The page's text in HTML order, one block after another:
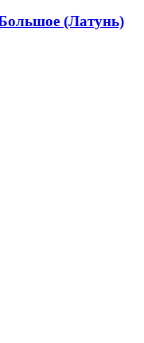
(Латунь)